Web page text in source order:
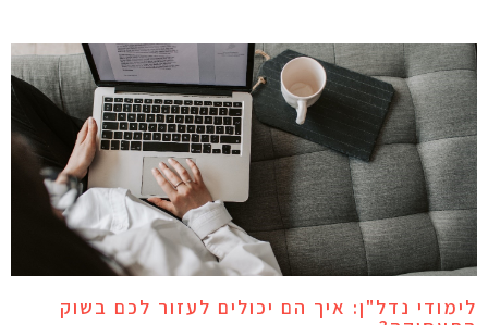
נדל"ן: איך הם יכולים לעזור לכם בשוק